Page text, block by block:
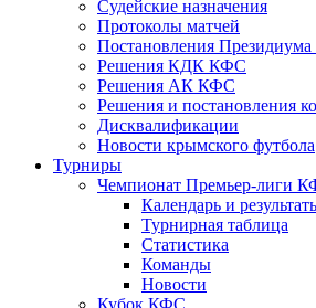
Судейские назначения
Протоколы матчей
Постановления
Решения КДК КФС
Решения АК КФС
Решения и постановления
Дисквалификации
Новости крымского футбола
Турниры
Чемпионат Премьер-лиги
Календарь и
Турнирная таблица
Статистика
Команды
Новости
Кубок КФС